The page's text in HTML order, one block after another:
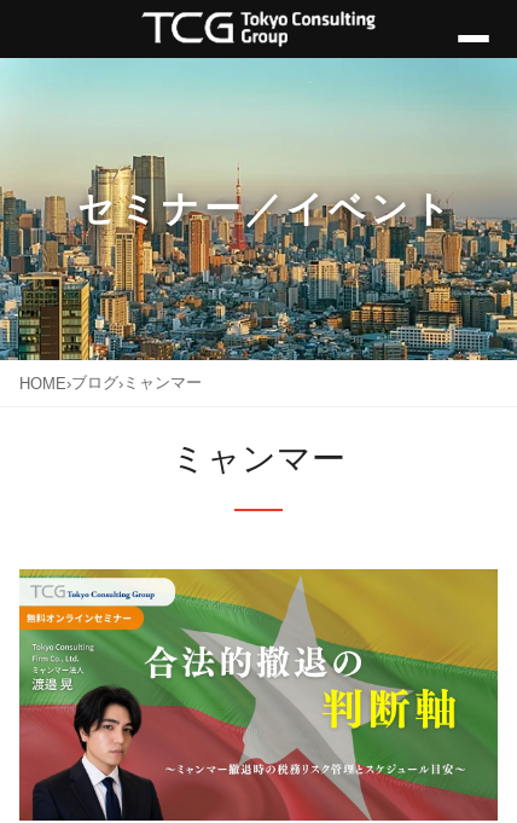
セミナー／イベント
HOME›ブログ› ミャンマー
ミャンマー